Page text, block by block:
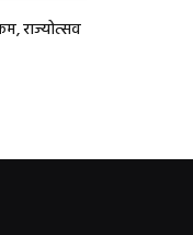
राज्योत्सव